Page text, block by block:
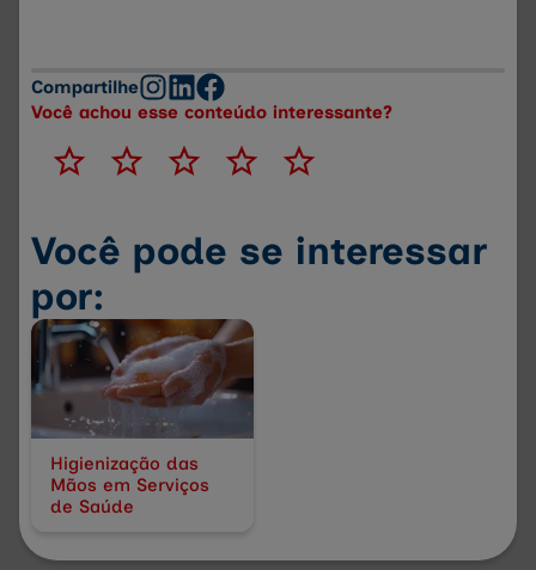
Compartilhe
Você achou esse conteúdo interessante?
Você pode se interessar
por:
Higienização das
Mãos em Serviços
de Saúde